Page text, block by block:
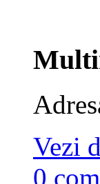
Vezi
0